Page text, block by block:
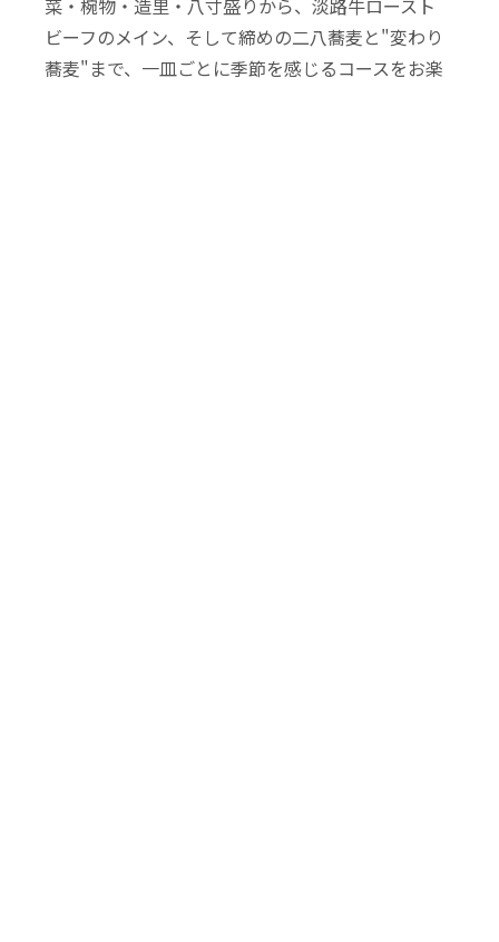
菜・椀物・造里・八寸盛りから、淡路牛ロースト
ビーフのメイン、そして締めの二八蕎麦と"変わり
蕎麦"まで、一皿ごとに季節を感じるコースをお楽